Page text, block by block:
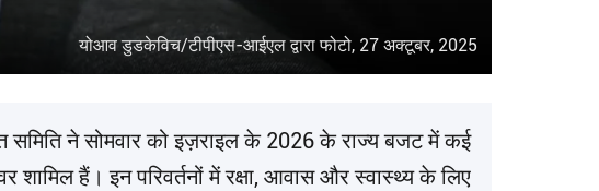
योआव डुडकेविच/टीपीएस-आईएल द्वारा फोटो, 27 अक्टूबर, 2025
ने सोमवार को इज़राइल के 2026 के राज्य बजट में कई
हैं। इन परिवर्तनों में रक्षा, आवास और स्वास्थ्य के लिए